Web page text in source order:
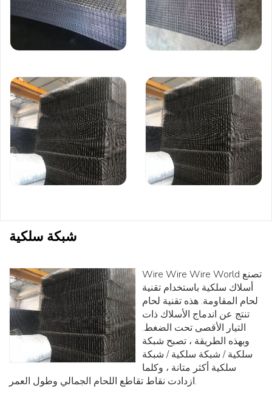
شبكة سلكية
Wire Wire Wire World تصنع
أسلاك سلكية باستخدام تقنية
لحام المقاومة. هذه تقنية لحام
تنتج عن اندماج الأسلاك ذات
التيار الأقصى تحت الضغط.
وبهذه الطريقة ، تصبح شبكة
سلكية / شبكة سلكية / شبكة
سلكية أكثر متانة ، وكلما
ازدادت نقاط تقاطع اللحام الجمالي وطول العمر.